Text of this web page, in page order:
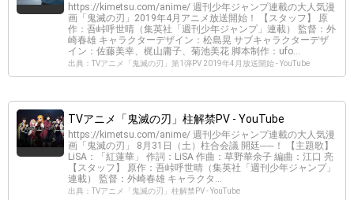
https://kimetsu.com/anime/ 週刊少年ジャンプ連載の大人気漫
画「鬼滅の刃」2019年4月アニメ放送開始！ 【スタッフ】 原
作：吾峠呼世晴（集英社「週刊少年ジャンプ」連載） 監督：外
崎春雄 キャラクターデザイン：松島晃 サブキャラクターデザ
イン：佐藤美幸、梶山庸子、菊池美花 脚本制作：ufo...
出典：TVアニメ「鬼滅の刃」第1弾PV 2019年4月放送開始 - YouTube
TVアニメ「鬼滅の刃」柱解禁PV - YouTube
https://kimetsu.com/anime/ 週刊少年ジャンプ連載の大人気漫
画「鬼滅の刃」 8月31日（土）柱合会議 開廷──！ 【主題歌】
LiSA：「紅蓮華」 作詞：LiSA 作曲：草野華余子 編曲：江口 亮
【スタッフ】 原作：吾峠呼世晴（集英社「週刊少年ジャンプ」
連載） 監督：外崎春雄 キャラクタ...
出典：TVアニメ「鬼滅の刃」柱解禁PV - YouTube